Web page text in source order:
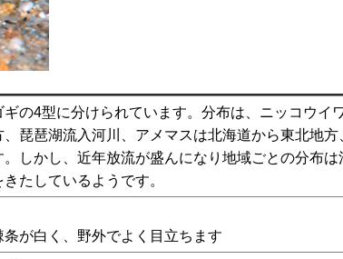
ギの4型に分けられています。分布は、ニッコウイ
琵琶湖流入河川、アメマスは北海道から東北地方
しかし、近年放流が盛んになり地域ごとの分布は
たしているようです。
が白く、野外でよく目立ちます